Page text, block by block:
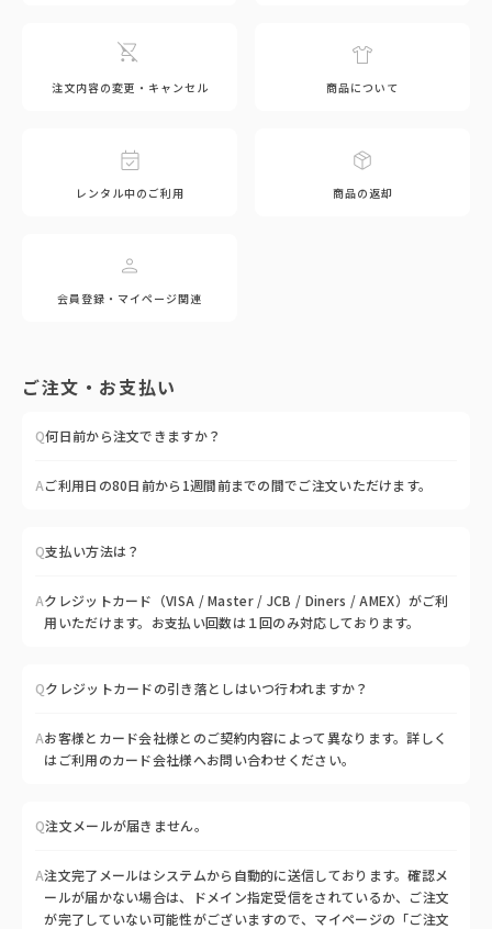
注文内容の変更・キャンセル 商品について
レンタル中のご利用 商品の返却
会員登録・マイページ関連
ご注文・お支払い
Q何日前から注文できますか？
Aご利用日の80日前から1週間前までの間でご注文いただけます。
Q支払い方法は？
Aクレジットカード（VISA / Master / JCB / Diners / AMEX）がご利
用いただけます。お支払い回数は１回のみ対応しております。
Qクレジットカードの引き落としはいつ行われますか？
Aお客様とカード会社様とのご契約内容によって異なります。詳しく
はご利用のカード会社様へお問い合わせください。
Q注文メールが届きません。
A注文完了メールはシステムから自動的に送信しております。確認メ
ールが届かない場合は、ドメイン指定受信をされているか、ご注文
が完了していない可能性がございますので、マイページの「ご注文